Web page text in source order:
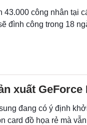
43.000 công nhân tại
đình công trong 18
xuất GeForce
đang có ý định
card đồ họa rẻ mà